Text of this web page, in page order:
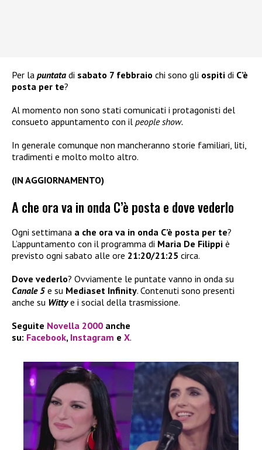
Per la puntata di sabato 7 febbraio chi sono gli ospiti di C’è
posta per te?
Al momento non sono stati comunicati i protagonisti del
consueto appuntamento con il people show.
In generale comunque non mancheranno storie familiari, liti,
tradimenti e molto molto altro.
(IN AGGIORNAMENTO)
A che ora va in onda C’è posta e dove vederlo
Ogni settimana a che ora va in onda C’è posta per te?
L’appuntamento con il programma di Maria De Filippi è
previsto ogni sabato alle ore 21:20/21:25 circa.
Dove vederlo? Ovviamente le puntate vanno in onda su
Canale 5 e su Mediaset Infinity. Contenuti sono presenti
anche su Wittye i social della trasmissione.
Seguite Novella 2000 anche
su: Facebook, Instagram e X.